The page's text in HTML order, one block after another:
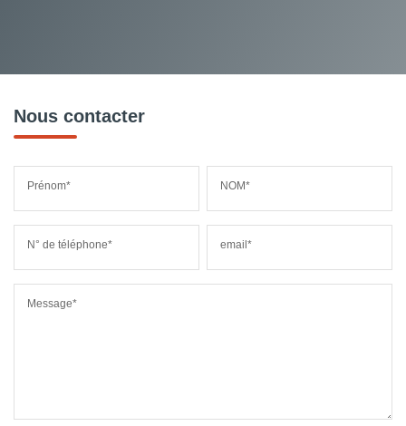
Nous contacter
Prénom* NOM*
N° de téléphone* email*
Message*